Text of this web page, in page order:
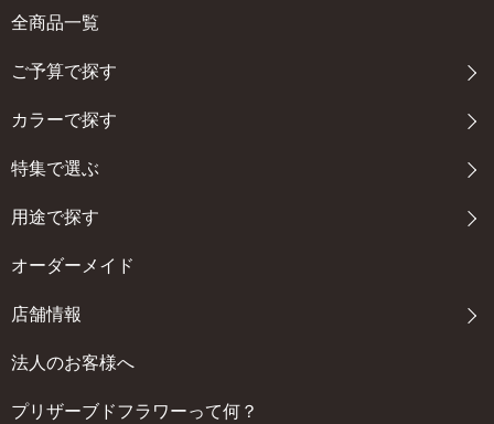
全商品一覧
ご予算で探す
カラーで探す
特集で選ぶ
用途で探す
オーダーメイド
店舗情報
法人のお客様へ
プリザーブドフラワーって何？